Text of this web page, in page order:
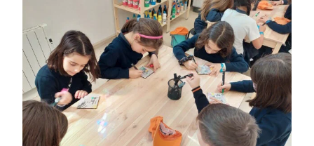
Admissão
Informações
APEE
Notícias